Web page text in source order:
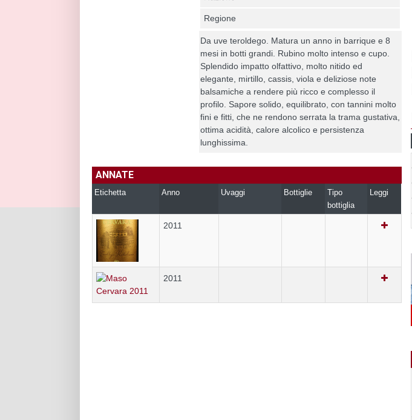
Regione
Da uve teroldego. Matura un anno in barrique e 8
mesi in botti grandi. Rubino molto intenso e cupo.
Splendido impatto olfattivo, molto nitido ed
elegante, mirtillo, cassis, viola e deliziose note
balsamiche a rendere più ricco e complesso il
profilo. Sapore solido, equilibrato, con tannini molto
fini e fitti, che ne rendono serrata la trama gustativa,
ottima acidità, calore alcolico e persistenza
lunghissima.
ANNATE
Etichetta Anno Uvaggi Bottiglie
Tipo
bottiglia
Leggi
2011
2011